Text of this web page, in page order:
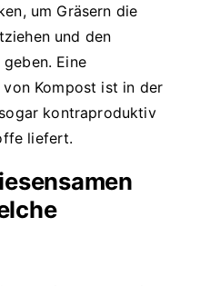
um Gräsern die
und den
Eine
Kompost ist in der
kontraproduktiv
liefert.